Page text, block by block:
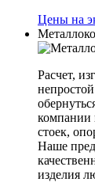
Цены на
Расчет,
компании
стоек,
Наше
изделия